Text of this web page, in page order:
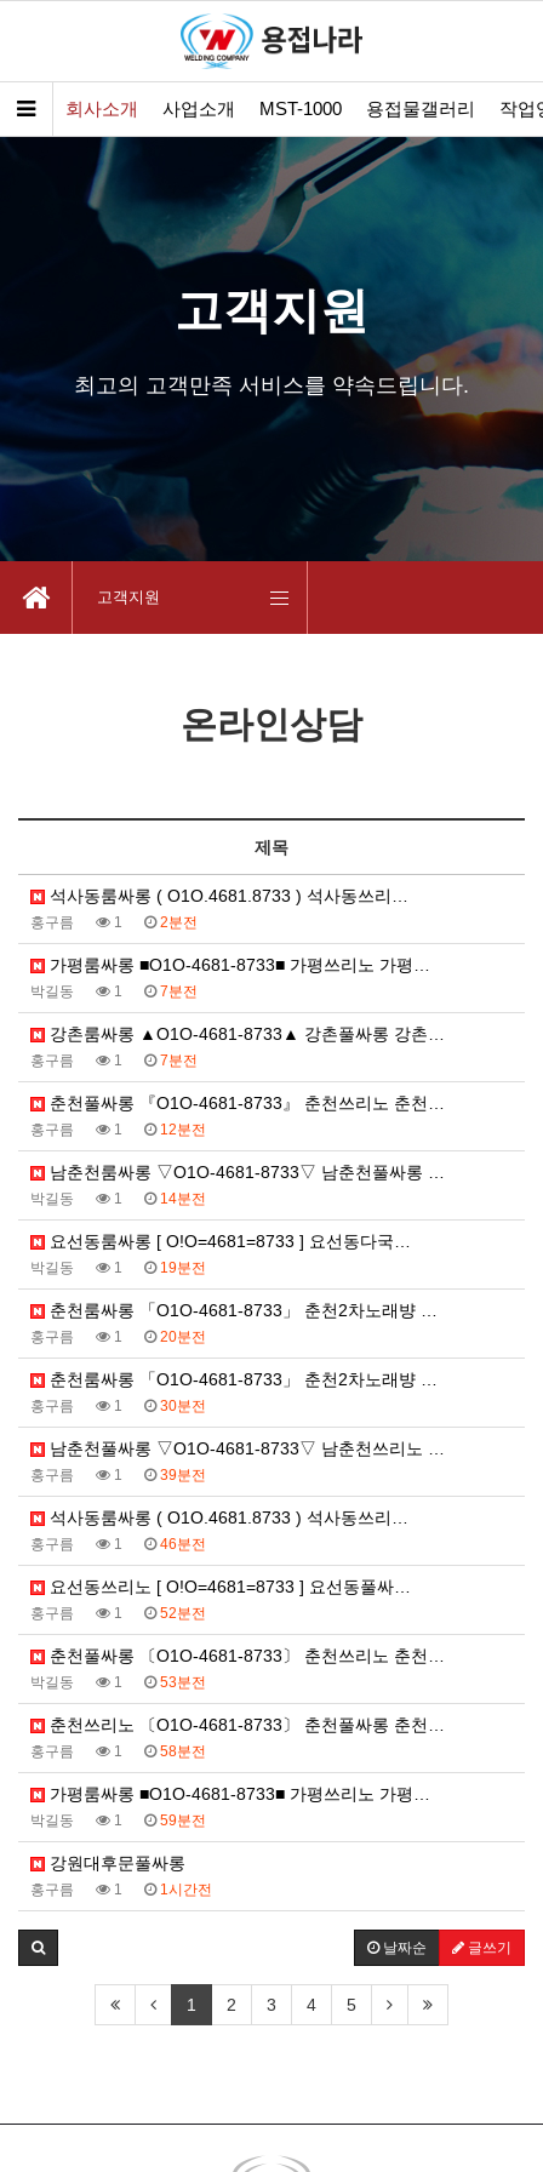
회사소개 사업소개 MST-1000 용접물갤러리 작업
고객지원
최고의 고객만족 서비스를 약속드립니다.
고객지원
온라인상담
제목
석사동룸싸롱 ( O1O.4681.8733 ) 석사동쓰리…
홍구름 1 2분전
가평룸싸롱 ■O1O-4681-8733■ 가평쓰리노 가평…
박길동 1 7분전
강촌룸싸롱 ▲O1O-4681-8733▲ 강촌풀싸롱 강촌…
홍구름 1 7분전
춘천풀싸롱 『O1O-4681-8733』 춘천쓰리노 춘천…
홍구름 1 12분전
남춘천룸싸롱 ▽O1O-4681-8733▽ 남춘천풀싸롱 …
박길동 1 14분전
요선동룸싸롱 [ O!O=4681=8733 ] 요선동다국…
박길동 1 19분전
춘천룸싸롱 「O1O-4681-8733」 춘천2차노래뱡 …
홍구름 1 20분전
춘천룸싸롱 「O1O-4681-8733」 춘천2차노래뱡 …
홍구름 1 30분전
남춘천풀싸롱 ▽O1O-4681-8733▽ 남춘천쓰리노 …
홍구름 1 39분전
석사동룸싸롱 ( O1O.4681.8733 ) 석사동쓰리…
홍구름 1 46분전
요선동쓰리노 [ O!O=4681=8733 ] 요선동풀싸…
홍구름 1 52분전
춘천풀싸롱 〔O1O-4681-8733〕 춘천쓰리노 춘천…
박길동 1 53분전
춘천쓰리노 〔O1O-4681-8733〕 춘천풀싸롱 춘천…
홍구름 1 58분전
가평룸싸롱 ■O1O-4681-8733■ 가평쓰리노 가평…
박길동 1 59분전
강원대후문풀싸롱
홍구름 1 1시간전
날짜순 글쓰기
1 2 3 4 5